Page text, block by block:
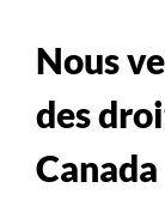
Nous
des
Canada